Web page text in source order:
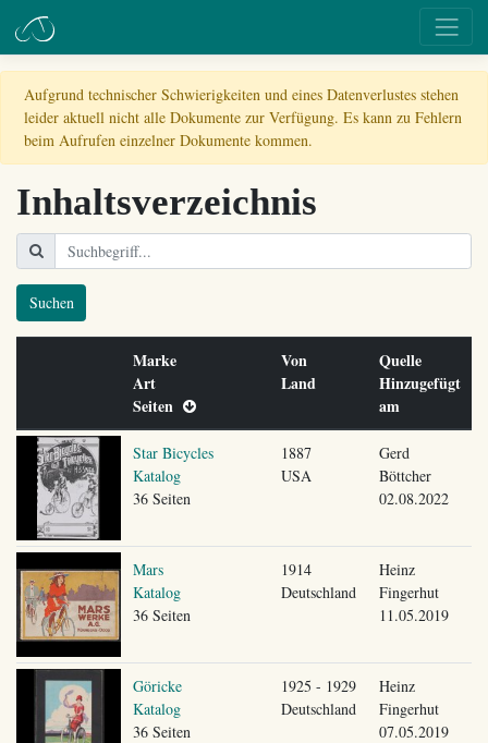
Aufgrund technischer Schwierigkeiten und eines Datenverlustes stehen
leider aktuell nicht alle Dokumente zur Verfügung. Es kann zu Fehlern
beim Aufrufen einzelner Dokumente kommen.
Inhaltsverzeichnis
Suchen
Marke
Art
Seiten
Von
Land
Quelle
Hinzugefügt
am
Star Bicycles
Katalog
36 Seiten
1887
USA
Gerd
Böttcher
02.08.2022
Mars
Katalog
36 Seiten
1914
Deutschland
Heinz
Fingerhut
11.05.2019
Göricke
Katalog
36 Seiten
1925 - 1929
Deutschland
Heinz
Fingerhut
07.05.2019